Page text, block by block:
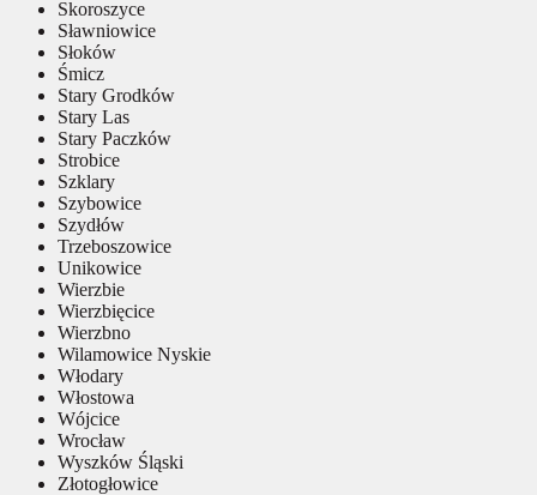
Skoroszyce
Sławniowice
Słoków
Śmicz
Stary Grodków
Stary Las
Stary Paczków
Strobice
Szklary
Szybowice
Szydłów
Trzeboszowice
Unikowice
Wierzbie
Wierzbięcice
Wierzbno
Wilamowice Nyskie
Włodary
Włostowa
Wójcice
Wrocław
Wyszków Śląski
Złotogłowice